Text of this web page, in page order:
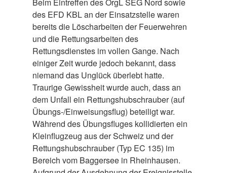
Beim Eintreffen des OrgL SEG Nord sowie
des EFD KBL an der Einsatzstelle waren
bereits die Löscharbeiten der Feuerwehren
und die Rettungsarbeiten des
Rettungsdienstes im vollen Gange. Nach
einiger Zeit wurde jedoch bekannt, dass
niemand das Unglück überlebt hatte.
Traurige Gewissheit wurde auch, dass an
dem Unfall ein Rettungshubschrauber (auf
Übungs-/Einweisungsflug) beteiligt war.
Während des Übungsfluges kollidierten ein
Kleinflugzeug aus der Schweiz und der
Rettungshubschrauber (Typ EC 135) im
Bereich vom Baggersee in Rheinhausen.